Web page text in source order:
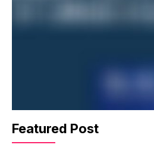
Featured Post